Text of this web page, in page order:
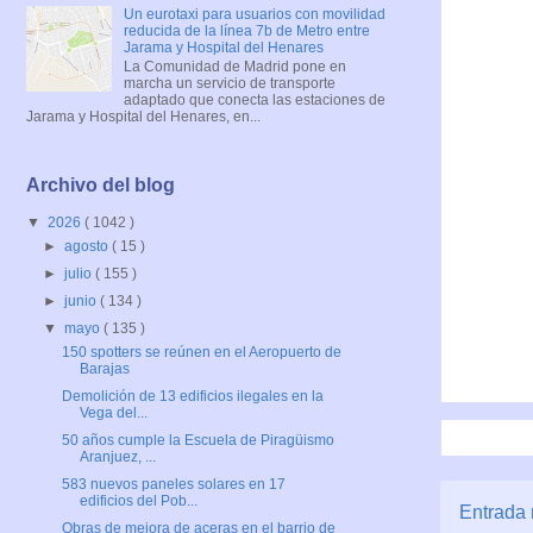
Entrada
Un eurotaxi para usuarios con movilidad
reducida de la línea 7b de Metro entre
Jarama y Hospital del Henares
La Comunidad de Madrid pone en
marcha un servicio de transporte
adaptado que conecta las estaciones de
Jarama y Hospital del Henares, en...
Archivo del blog
▼ 2026 ( 1042 )
►agosto( 15 )
►julio( 155 )
►junio( 134 )
▼mayo( 135 )
150 spotters se reúnen en el Aeropuerto de
Barajas
Demolición de 13 edificios ilegales en la
Vega del...
50 años cumple la Escuela de Piragüismo
Aranjuez, ...
583 nuevos paneles solares en 17
edificios del Pob...
Obras de mejora de aceras en el barrio de